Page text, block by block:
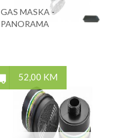
GAS MASKA -
PANORAMA
52,00 KM